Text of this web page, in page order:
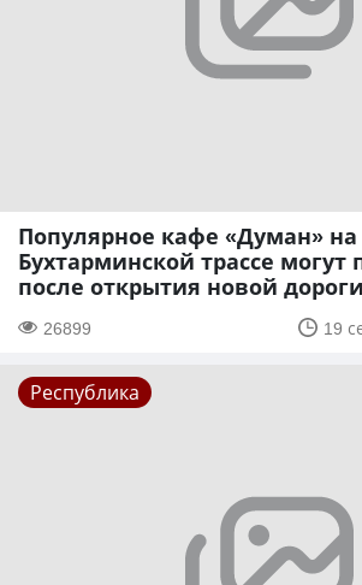
Популярное кафе «Думан» на
Бухтарминской трассе могут
после открытия новой дороги
26899 19
Республика